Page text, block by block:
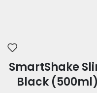
SmartShake
Black (500ml)